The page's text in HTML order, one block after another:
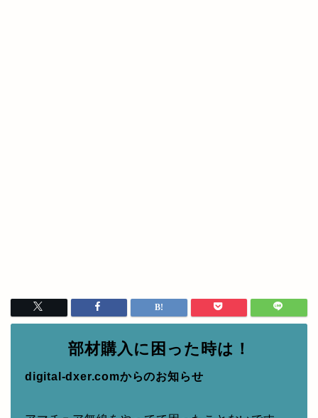
部材購入に困った時は！
digital-dxer.comからのお知らせ